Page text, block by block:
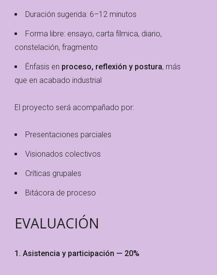
Duración sugerida: 6–12 minutos
Forma libre: ensayo, carta fílmica, diario,
constelación, fragmento
Énfasis en proceso, reflexión y postura, más
que en acabado industrial
El proyecto será acompañado por:
Presentaciones parciales
Visionados colectivos
Críticas grupales
Bitácora de proceso
EVALUACIÓN
1. Asistencia y participación — 20%